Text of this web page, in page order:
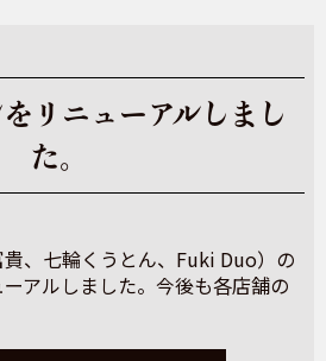
リニューアルしまし
た。
、七輪くうとん、Fuki Duo）の
アルしました。今後も各店舗の